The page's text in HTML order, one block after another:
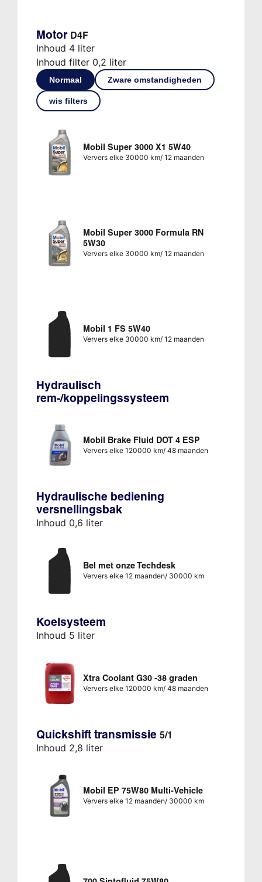
Motor D4F
Inhoud 4 liter
Inhoud filter 0,2 liter
Normaal Zware omstandigheden
wis filters
Mobil Super 3000 X1 5W40
Ververs elke 30000 km/ 12 maanden
Mobil Super 3000 Formula RN
5W30
Ververs elke 30000 km/ 12 maanden
Mobil 1 FS 5W40
Ververs elke 30000 km/ 12 maanden
Hydraulisch
rem-/koppelingssysteem
Mobil Brake Fluid DOT 4 ESP
Ververs elke 120000 km/ 48 maanden
Hydraulische bediening
versnellingsbak
Inhoud 0,6 liter
Bel met onze Techdesk
Ververs elke 12 maanden/ 30000 km
Koelsysteem
Inhoud 5 liter
Xtra Coolant G30 -38 graden
Ververs elke 120000 km/ 48 maanden
Quickshift transmissie 5/1
Inhoud 2,8 liter
Mobil EP 75W80 Multi-Vehicle
Ververs elke 12 maanden/ 30000 km